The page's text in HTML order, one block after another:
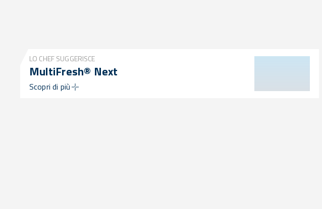
LO CHEF SUGGERISCE
MultiFresh® Next
Scopri di più